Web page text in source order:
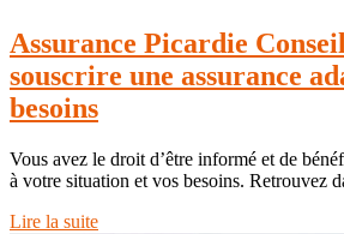
Assurance Picardie
souscrire une assurance
besoins
Vous avez le droit d’être informé et de
à votre situation et vos besoins. Retrouvez
Lire la suite